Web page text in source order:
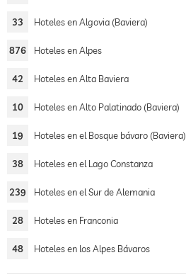
33 Hoteles en Algovia (Baviera)
876 Hoteles en Alpes
42 Hoteles en Alta Baviera
10 Hoteles en Alto Palatinado (Baviera)
19 Hoteles en el Bosque bávaro (Baviera)
38 Hoteles en el Lago Constanza
239 Hoteles en el Sur de Alemania
28 Hoteles en Franconia
48 Hoteles en los Alpes Bávaros